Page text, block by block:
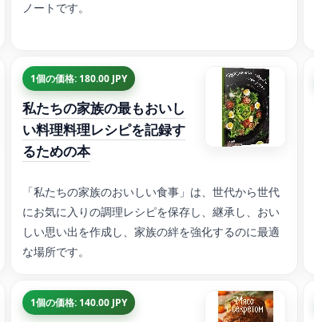
ノートです。
1個の価格: 180.00 JPY
私たちの家族の最もおいし
い料理料理レシピを記録す
るための本
「私たちの家族のおいしい食事」は、世代から世代
にお気に入りの調理レシピを保存し、継承し、おい
しい思い出を作成し、家族の絆を強化するのに最適
な場所です。
1個の価格: 140.00 JPY